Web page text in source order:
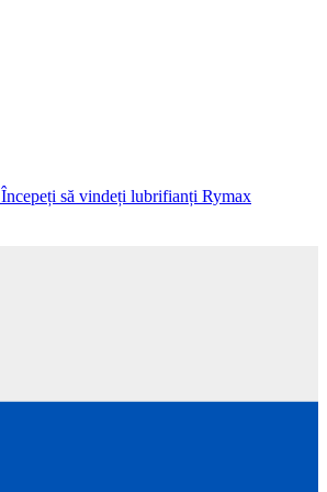
Începeți să vindeți lubrifianți Rymax